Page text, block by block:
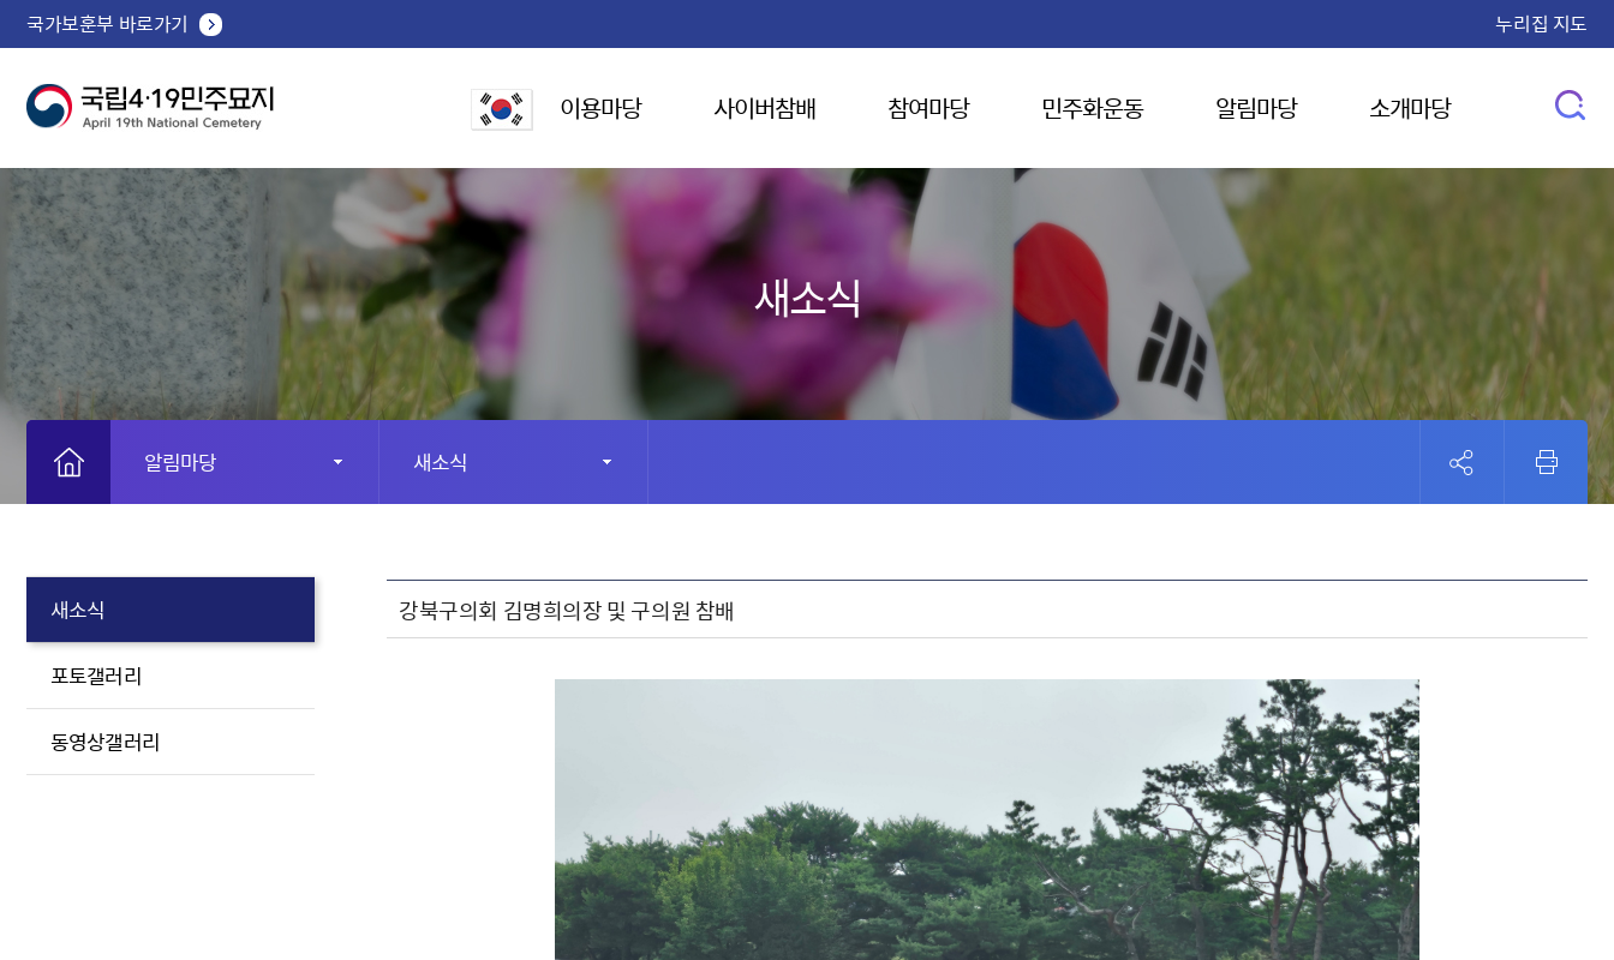
국가보훈부 바로가기 누리집 지도
이용마당 사이버참배 참여마당 민주화운동 알림마당 소개마당
새소식
알림마당 새소식
새소식
포토갤러리
동영상갤러리
강북구의회 김명희의장 및 구의원 참배